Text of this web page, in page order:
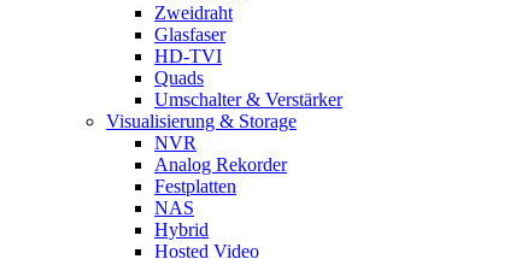
Zweidraht
Glasfaser
HD-TVI
Quads
Umschalter & Verstärker
Visualisierung & Storage
NVR
Analog Rekorder
Festplatten
NAS
Hybrid
Hosted Video